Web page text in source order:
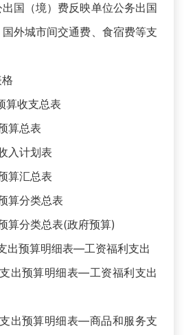
国（境）费反映单位公务出国
国外城市间交通费、食宿费等支
算收支总表
算总表
入计划表
算汇总表
算分类总表
算分类总表(政府预算)
出预算明细表—工资福利支出
出预算明细表—工资福利支出
出预算明细表—商品和服务支